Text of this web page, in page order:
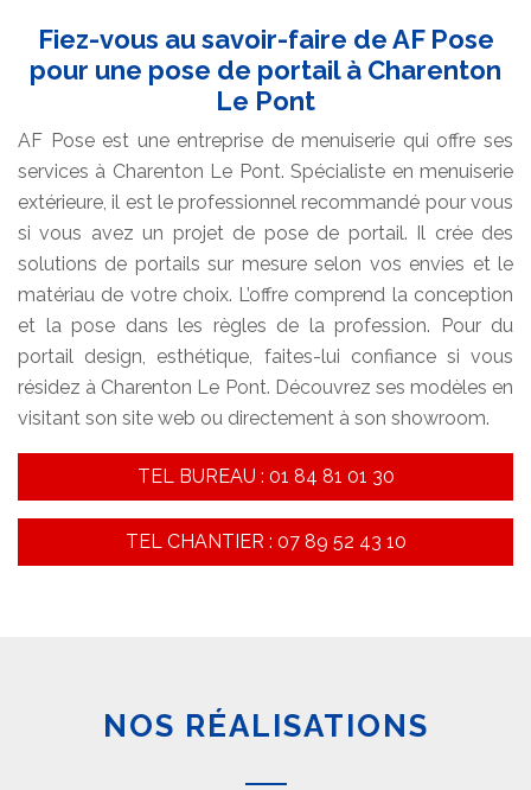
Fiez-vous au savoir-faire de AF Pose
pour une pose de portail à Charenton
Le Pont
AF Pose est une entreprise de menuiserie qui offre ses
services à Charenton Le Pont. Spécialiste en menuiserie
extérieure, il est le professionnel recommandé pour vous
si vous avez un projet de pose de portail. Il crée des
solutions de portails sur mesure selon vos envies et le
matériau de votre choix. L’offre comprend la conception
et la pose dans les règles de la profession. Pour du
portail design, esthétique, faites-lui confiance si vous
résidez à Charenton Le Pont. Découvrez ses modèles en
visitant son site web ou directement à son showroom.
TEL BUREAU : 01 84 81 01 30
TEL CHANTIER : 07 89 52 43 10
NOS RÉALISATIONS